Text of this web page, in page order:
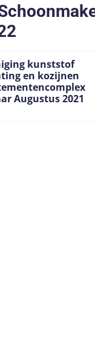
kunststof
en kozijnen
Augustus 2021